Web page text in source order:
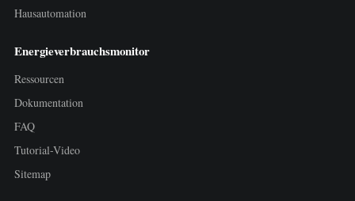
Hausautomation
Energieverbrauchsmonitor
Ressourcen
Dokumentation
FAQ
Tutorial-Video
Sitemap